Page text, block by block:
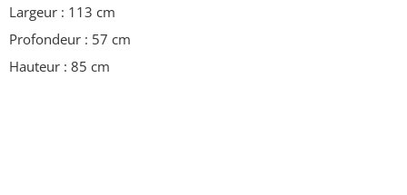
Largeur : 113 cm
Profondeur : 57 cm
Hauteur : 85 cm